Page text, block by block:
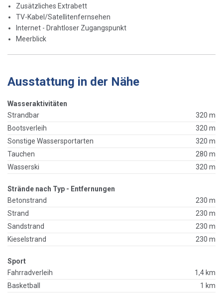
Zusätzliches Extrabett
TV-Kabel/Satellitenfernsehen
Internet - Drahtloser Zugangspunkt
Meerblick
Ausstattung in der Nähe
Wasseraktivitäten
Strandbar
320 m
Bootsverleih
320 m
Sonstige Wassersportarten
320 m
Tauchen
280 m
Wasserski
320 m
Strände nach Typ - Entfernungen
Betonstrand
230 m
Strand
230 m
Sandstrand
230 m
Kieselstrand
230 m
Sport
Fahrradverleih
1,4 km
Basketball
1 km